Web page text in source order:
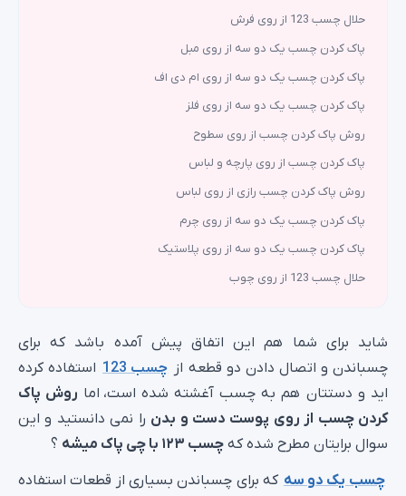
حلال چسب 123 از روی فرش
پاک کردن چسب یک دو سه از روی مبل
پاک کردن چسب یک دو سه از روی ام دی اف
پاک کردن چسب یک دو سه از روی فلز
روش پاک کردن چسب از روی سطوح
پاک کردن چسب از روی پارچه و لباس
روش پاک کردن چسب رازی از روی لباس
پاک کردن چسب یک دو سه از روی چرم
پاک کردن چسب یک دو سه از روی پلاستیک
حلال چسب 123 از روی چوب
شاید برای شما هم این اتفاق پیش آمده باشد که برای
چسباندن و اتصال دادن دو قطعه از چسب 123
استفاده کرده
اید و دستتان هم به چسب آغشته شده است، اما روش پاک
کردن چسب از روی پوست دست و بدن را نمی دانستید و این
سوال برایتان مطرح شده که چسب ۱۲۳ با چی پاک میشه
؟
چسب یک دو سه که برای چسباندن بسیاری از قطعات استفاده